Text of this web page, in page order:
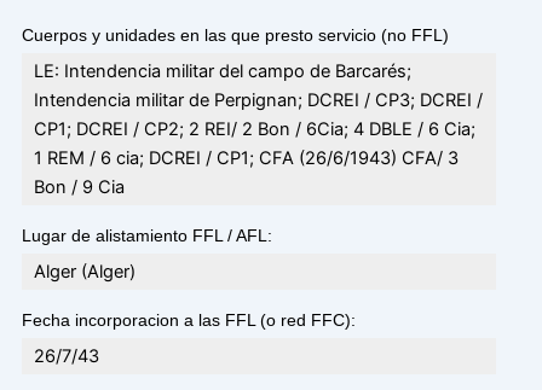
Cuerpos y unidades en las que presto servicio (no FFL)
LE: Intendencia militar del campo de Barcarés;
Intendencia militar de Perpignan; DCREI / CP3; DCREI /
CP1; DCREI / CP2; 2 REI/ 2 Bon / 6Cia; 4 DBLE / 6 Cia;
1 REM / 6 cia; DCREI / CP1; CFA (26/6/1943) CFA/ 3
Bon / 9 Cia
Lugar de alistamiento FFL / AFL:
Alger (Alger)
Fecha incorporacion a las FFL (o red FFC):
26/7/43